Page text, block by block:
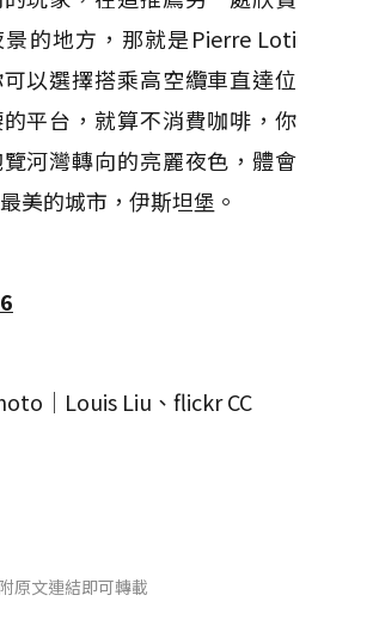
的地方，那就是Pierre Loti
以選擇搭乘高空纜車直達位
平台，就算不消費咖啡，你
河灣轉向的亮麗夜色，體會
美的城市，伊斯坦堡。
Liu、flickr CC
原文連結即可轉載